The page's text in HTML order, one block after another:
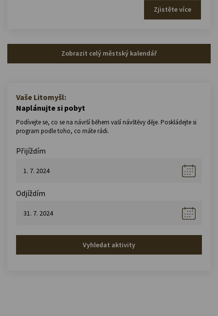
Zjistěte více
Zobrazit celý městský kalendář
Vaše Litomyšl:
Naplánujte si pobyt
Podívejte se, co se na návrší během vaší návštěvy děje. Poskládejte si
program podle toho, co máte rádi.
Přijíždím
Odjíždím
Vyhledat aktivity